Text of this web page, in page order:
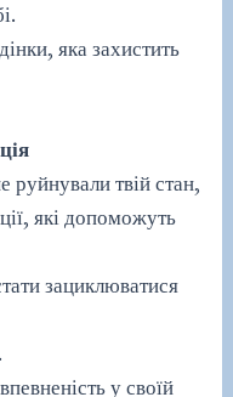
яка захистить
руйнували твій стан,
які допоможуть
зациклюватися
у своїй